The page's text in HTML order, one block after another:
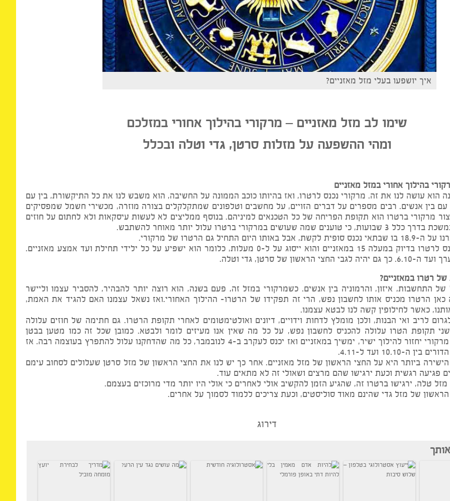
איך יושפעו בעלי מזל מאזניים?
ומהי ההשפעה על מזלות סרטן, גדי וטלה ובכלל
אחורי במזל מאזניים
לנו את זה. מרקורי נכנס לרטרו, ואז בהיותו כוכב הממונה על החשיבה, הוא משבש לנו את כל התיקשורת, בין עם
אנשים. רבים מספרים על דברים הזויים, על מחשבים וטלפונים שמתקלקלים בצורה מוזרה, מכשירי חשמל שמפסיקים
ברטרו הוא תקופת הפריחה של כל הטכנאים למיניהם. בנוסף ממליצים לא לעשות עיסקאות ולא לחתום על חוזים
של מרקורי.
הפעם מרקורי נכנס לרטרו בדיוק במעלה 15 במאזניים והוא ייסוג על ל-0 מעלות, כלומר הוא ישפיע על כל ילידי תחילת ועד אמצע מאזניים.
במאזניים?
איזון, והרמוניה בין אנשים. כשמרקורי במזל זה, פעם בשנה, הוא רוצה יותר להבהיר, להסביר עצמו וליישר
מכניס אותו לחשבון נפש, הרי זה תפקידו של הרטרו- ההילוך האחורי.ואז נשאל עצמנו האם להגיד את האמת,
כאשר לחילופין קשה לנו לבטא עצמנו.
ואי הבנות, ולכן מומלץ לדחות וידויים, דיונים ואולטימטומים לאחרי תקופת הרטרו. גם חתימה של חוזים עלולה
הטרו עלולה להכניס לחשבון נפש, על כל מה שאין אנו מעיזים לומר ולבטא. כמובן שכל זה כמו מטען בבטן
שצוברים, וכאשר מרקורי יחזור להילוך ישיר, ימשיך במאזניים ואז יכנס לעקרב ב-4 לנובמבר, כל מה שהדחקנו עלול להתפרץ בעוצמה רבה. אז
רגשית וכעת ירגישו שהם מרצים ושאולי זה לא מתאים עוד.
של מזל גדי שהינם מאוד סוליסטים, וכעת צריכים ללמוד לסמוך על אחרים.
דירוג